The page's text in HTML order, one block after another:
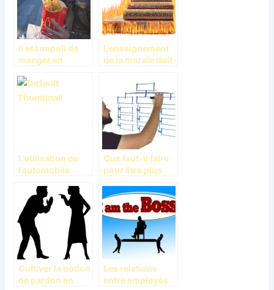
Il est impoli de
manger en
la rue
L’enseignement
de la morale doit
de base dans les
familles
L’utilisation de
l’automobile
l’ampleur par
rapport aux
autres moyens
de transport
Que faut-il faire
pour être plus
travail ?
Cultiver la notion
de pardon en
Les relations
entre employés